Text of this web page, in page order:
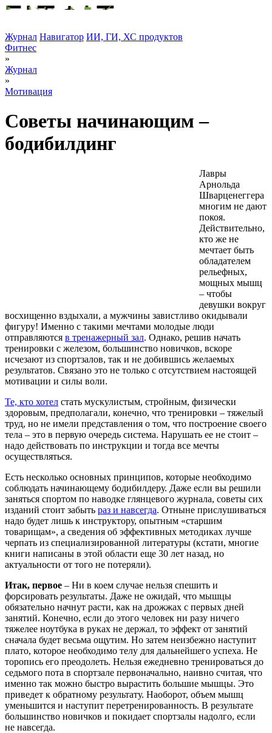
Журнал Навигатор ИИ, ГИ, ХС продуктов
Фитнес
»
Журнал
»
Мотивация
Советы начинающим –
бодибилдинг
Лавры
Арнольда
Шварценеггера
многим не дают
покоя.
Действительно,
кто же не
мечтает быть
обладателем
рельефных,
мощных мышц
– чтобы
девушки вокруг
восхищенно вздыхали, а мужчины завистливо окидывали
фигуру! Именно с такими мечтами молодые люди
отправляются в тренажерный зал. Однако, решив начать
тренировки с железом, большинство новичков, вскоре
исчезают из спортзалов, так и не добившись желаемых
результатов. Связано это не только с отсутствием настоящей
мотивации и силы воли.
Те, кто хотел стать мускулистым, стройным, физически
здоровым, предполагали, конечно, что тренировки – тяжелый
труд, но не имели представления о том, что построение своего
тела – это в первую очередь система. Нарушать ее не стоит –
надо действовать по инструкции и тогда все мечты
осуществляться.
Есть несколько основных принципов, которые необходимо
соблюдать начинающему бодибилдеру. Даже если вы решили
заняться спортом по наводке глянцевого журнала, советы сих
изданий стоит забыть раз и навсегда. Отныне прислушиваться
надо будет лишь к инструктору, опытным «старшим
товарищам», а сведения об эффективных методиках лучше
черпать из специализированной литературы (кстати, многие
книги написаны в этой области еще 30 лет назад, но
актуальности от того не потеряли).
Итак, первое – Ни в коем случае нельзя спешить и
форсировать результаты. Даже не ожидай, что мышцы
обязательно начнут расти, как на дрожжах с первых дней
занятий. Конечно, если до этого человек ни разу ничего
тяжелее ноутбука в руках не держал, то эффект от занятий
сначала будет весьма ощутим. Но затем неизбежно наступит
плато, которое необходимо телу для дальнейшего успеха. Не
торопись его преодолеть. Нельзя ежедневно тренироваться до
седьмого пота в спортзале первоначально, наивно считая, что
именно так можно быстро вырастить большие мышцы. Это
приведет к обратному результату. Наоборот, объем мышц
уменьшится и наступит перетренированность. В результате
большинство новичков и покидает спортзалы надолго, если
не навсегда.